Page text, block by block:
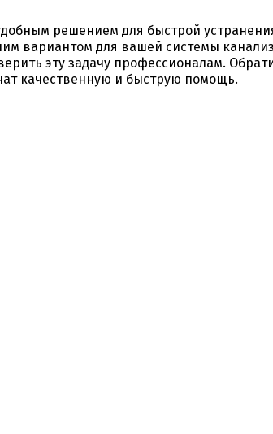
решением для быстрой
вариантом для вашей системы
эту задачу профессионалам.
качественную и быструю помощь.